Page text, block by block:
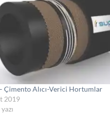
Çimento Alıcı-Verici Hortumlar
2019